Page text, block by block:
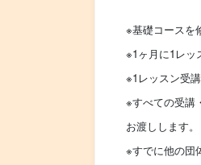
※基礎コースを
※1ヶ月に1レッ
※1レッスン受
※すべての受講
お渡しします。
※すでに他の団